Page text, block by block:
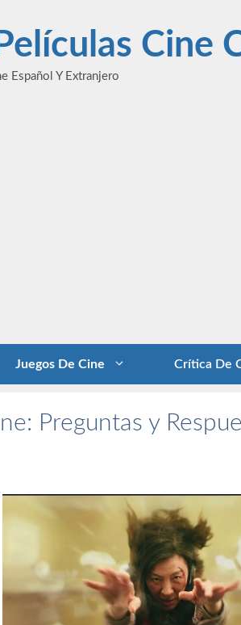
Cine
Español Y Extranjero
Juegos De Cine Crítica De
Preguntas y